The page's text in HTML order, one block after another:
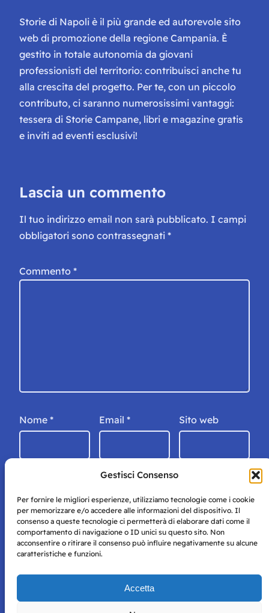
Gestisci Consenso
Per fornire le migliori esperienze, utilizziamo tecnologie come i cookie
per memorizzare e/o accedere alle informazioni del dispositivo. Il
consenso a queste tecnologie ci permetterà di elaborare dati come il
comportamento di navigazione o ID unici su questo sito. Non
acconsentire o ritirare il consenso può influire negativamente su alcune
caratteristiche e funzioni.
Accetta
Storie di Napoli è il più grande ed autorevole sito
web di promozione della regione Campania. È
gestito in totale autonomia da giovani
professionisti del territorio: contribuisci anche tu
alla crescita del progetto. Per te, con un piccolo
contributo, ci saranno numerosissimi vantaggi:
tessera di Storie Campane, libri e magazine gratis
e inviti ad eventi esclusivi!
Lascia un commento
Il tuo indirizzo email non sarà pubblicato. I campi
obbligatori sono contrassegnati *
Commento *
Nome * Email * Sito web
Storie di Napoli è una testata registrata presso il tribunale di